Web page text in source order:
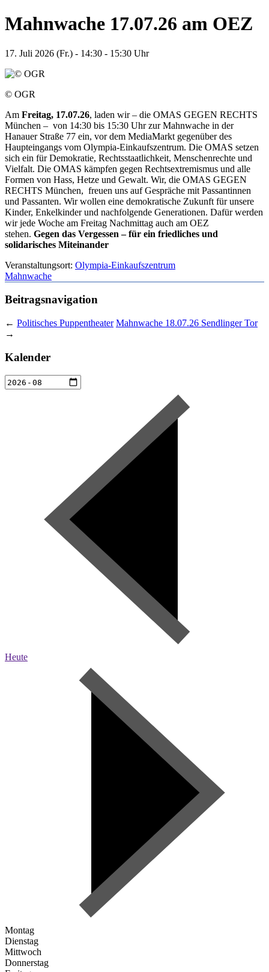
Mahnwache 17.07.26 am OEZ
17. Juli 2026 (Fr.) - 14:30 - 15:30 Uhr
© OGR
Am Freitag, 17.07.26, laden wir – die OMAS GEGEN RECHTS
München – von 14:30 bis 15:30 Uhr zur Mahnwache in der
Hanauer Straße 77 ein, vor dem MediaMarkt gegenüber des
Haupteingangs vom Olympia-Einkaufszentrum. Die OMAS setzen
sich ein für Demokratie, Rechtsstaatlichkeit, Menschenrechte und
Vielfalt. Die OMAS kämpfen gegen Rechtsextremismus und alle
Formen von Hass, Hetze und Gewalt. Wir, die OMAS GEGEN
RECHTS München, freuen uns auf Gespräche mit Passantinnen
und Passanten. Wir wollen eine demokratische Zukunft für unsere
Kinder, Enkelkinder und nachfolgende Generationen. Dafür werden
wir jede Woche am Freitag Nachmittag auch am OEZ
stehen. Gegen das Vergessen – für ein friedliches und
solidarisches Miteinander
Veranstaltungsort: Olympia-Einkaufszentrum
Mahnwache
Beitragsnavigation
← Politisches Puppentheater Mahnwache 18.07.26 Sendlinger Tor
→
Kalender
Heute
Montag
Dienstag
Mittwoch
Donnerstag